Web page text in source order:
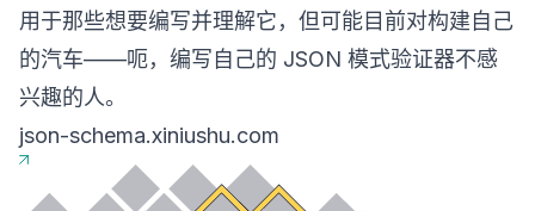
用于那些想要编写并理解它，但可能目前对构建自己
的汽车——呃，编写自己的 JSON 模式验证器不感
兴趣的人。
json-schema.xiniushu.com